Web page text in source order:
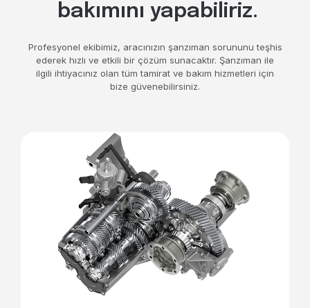
bakımını yapabiliriz.
Profesyonel ekibimiz, aracınızın şanzıman sorununu teşhis
ederek hızlı ve etkili bir çözüm sunacaktır. Şanzıman ile
ilgili ihtiyacınız olan tüm tamirat ve bakım hizmetleri için
bize güvenebilirsiniz.